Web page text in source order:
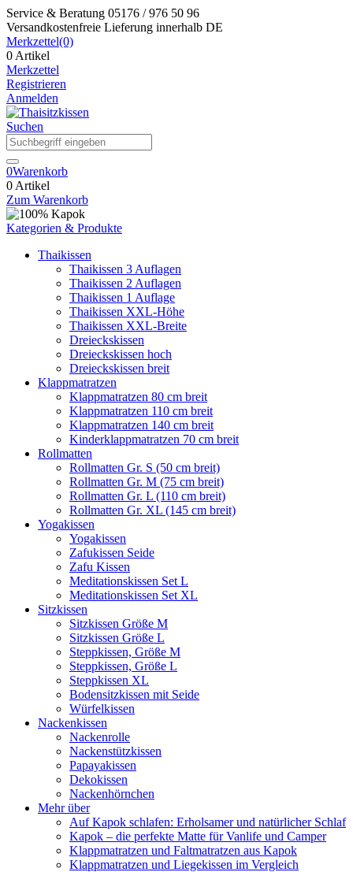
Service & Beratung 05176 / 976 50 96
Versandkostenfreie Lieferung innerhalb DE
Merkzettel(0)
0 Artikel
Merkzettel
Registrieren
Anmelden
Suchen
0Warenkorb
0 Artikel
Zum Warenkorb
Kategorien & Produkte
Thaikissen
Thaikissen 3 Auflagen
Thaikissen 2 Auflagen
Thaikissen 1 Auflage
Thaikissen XXL-Höhe
Thaikissen XXL-Breite
Dreieckskissen
Dreieckskissen hoch
Dreieckskissen breit
Klappmatratzen
Klappmatratzen 80 cm breit
Klappmatratzen 110 cm breit
Klappmatratzen 140 cm breit
Kinderklappmatratzen 70 cm breit
Rollmatten
Rollmatten Gr. S (50 cm breit)
Rollmatten Gr. M (75 cm breit)
Rollmatten Gr. L (110 cm breit)
Rollmatten Gr. XL (145 cm breit)
Yogakissen
Yogakissen
Zafukissen Seide
Zafu Kissen
Meditationskissen Set L
Meditationskissen Set XL
Sitzkissen
Sitzkissen Größe M
Sitzkissen Größe L
Steppkissen, Größe M
Steppkissen, Größe L
Steppkissen XL
Bodensitzkissen mit Seide
Würfelkissen
Nackenkissen
Nackenrolle
Nackenstützkissen
Papayakissen
Dekokissen
Nackenhörnchen
Mehr über
Auf Kapok schlafen: Erholsamer und natürlicher Schlaf
Kapok – die perfekte Matte für Vanlife und Camper
Klappmatratzen und Faltmatratzen aus Kapok
Klappmatratzen und Liegekissen im Vergleich